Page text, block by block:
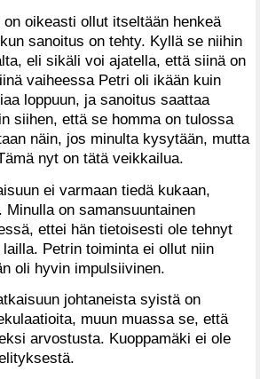
oikeasti ollut itseltään henkeä
sanoitus on tehty. Kyllä se niihin
eli sikäli voi ajatella, että siinä on
vaiheessa Petri oli ikään kuin
loppuun, ja sanoitus saattaa
siihen, että se homma on tulossa
näin, jos minulta kysytään, mutta
nyt on tätä veikkailua.
ei varmaan tiedä kukaan,
Minulla on samansuuntainen
ettei hän tietoisesti ole tehnyt
Petrin toiminta ei ollut niin
oli hyvin impulsiivinen.
johtaneista syistä on
muun muassa se, että
arvostusta. Kuoppamäki ei ole